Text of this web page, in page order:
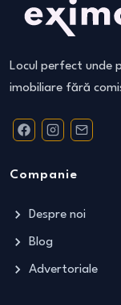
Locul perfect unde
imobiliare fără
Companie
Despre noi
Blog
Advertoriale